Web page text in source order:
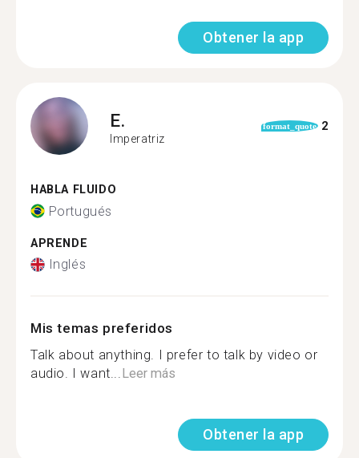
Obtener la app
E.
Imperatriz
format_quote 2
HABLA FLUIDO
Portugués
APRENDE
Inglés
Mis temas preferidos
Talk about anything. I prefer to talk by video or
audio. I want...Leer más
Obtener la app